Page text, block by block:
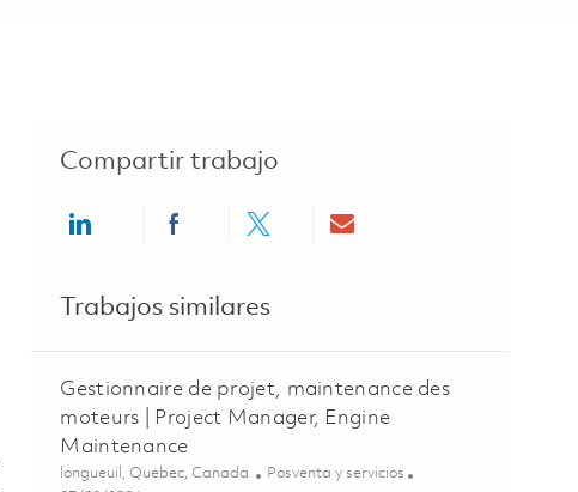
Compartir trabajo
Share via LinkedInShare via Facebook
Share via twitterShare via email
Trabajos similares
Gestionnaire de projet, maintenance des
moteurs | Project Manager, Engine
Maintenance
Ubicación
longueuil, Quebec, Canada Categoría
Posventa y servicios